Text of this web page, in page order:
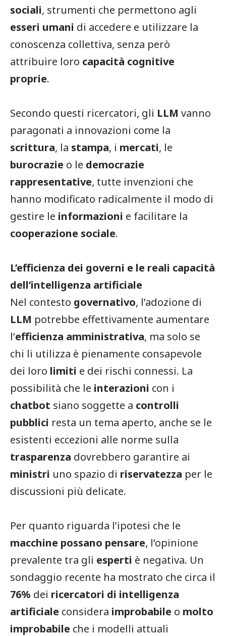
sociali, strumenti che permettono agli
esseri umani di accedere e utilizzare la
conoscenza collettiva, senza però
attribuire loro capacità cognitive
proprie.
Secondo questi ricercatori, gli LLM vanno
paragonati a innovazioni come la
scrittura, la stampa, i mercati, le
burocrazie o le democrazie
rappresentative, tutte invenzioni che
hanno modificato radicalmente il modo di
gestire le informazioni e facilitare la
cooperazione sociale.
L’efficienza dei governi e le reali capacità
dell’intelligenza artificiale
Nel contesto governativo, l’adozione di
LLM potrebbe effettivamente aumentare
l’efficienza amministrativa, ma solo se
chi li utilizza è pienamente consapevole
dei loro limiti e dei rischi connessi. La
possibilità che le interazioni con i
chatbot siano soggette a controlli
pubblici resta un tema aperto, anche se le
esistenti eccezioni alle norme sulla
trasparenza dovrebbero garantire ai
ministri uno spazio di riservatezza per le
discussioni più delicate.
Per quanto riguarda l’ipotesi che le
macchine possano pensare, l’opinione
prevalente tra gli esperti è negativa. Un
sondaggio recente ha mostrato che circa il
76% dei ricercatori di intelligenza
artificiale considera improbabile o molto
improbabile che i modelli attuali